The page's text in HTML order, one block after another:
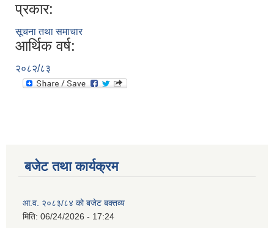
प्रकार:
सूचना तथा समाचार
आर्थिक वर्ष:
२०८२/८३
बजेट तथा कार्यक्रम
आ.व. २०८३/८४ को बजेट बक्तव्य
मिति: 06/24/2026 - 17:24